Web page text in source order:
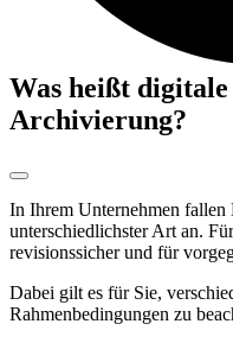
Was heißt
Archivierung?
In Ihrem Unternehmen
unterschiedlichster Art an.
revisionssicher und für
Dabei gilt es für Sie,
Rahmenbedingungen zu